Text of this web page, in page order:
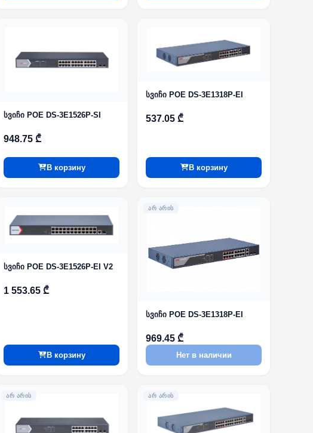
სვიჩი POE DS-3E1526P-SI
948.75 ₾
В корзину
სვიჩი POE DS-3E1318P-EI
537.05 ₾
В корзину
სვიჩი POE DS-3E1526P-EI V2
1 553.65 ₾
В корзину
ᲐᲠ ᲐᲠᲘᲡ
სვიჩი POE DS-3E1318P-EI
969.45 ₾
Нет в наличии
ᲐᲠ ᲐᲠᲘᲡ ᲐᲠ ᲐᲠᲘᲡ